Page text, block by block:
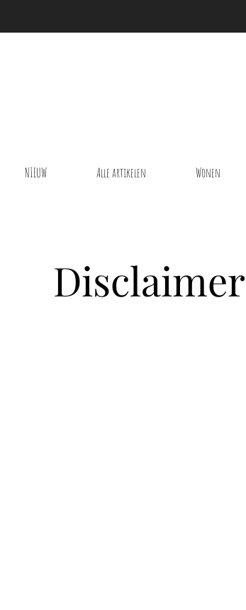
Disclaimer
NIEUW Alle artikelen Wonen